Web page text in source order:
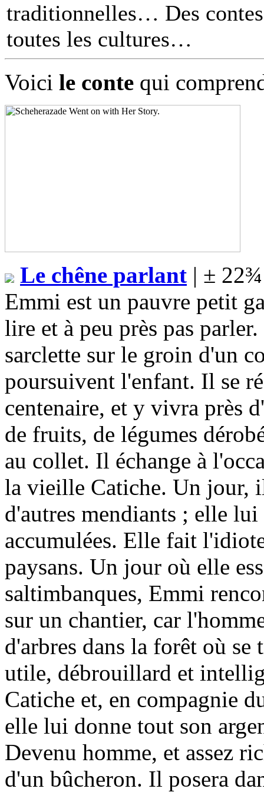
traditionnelles… Des
toutes les cultures
Voici le conte qui
Le chêne parlant | ±
Emmi est un pauvre petit
lire et à peu près pas
sarclette sur le groin d'un
poursuivent l'enfant. Il se
centenaire, et y vivra près
de fruits, de légumes
au collet. Il échange à
la vieille Catiche. Un jour,
d'autres mendiants ; elle
accumulées. Elle fait
paysans. Un jour où elle
saltimbanques, Emmi
sur un chantier, car
d'arbres dans la forêt où
utile, débrouillard et
Catiche et, en compagnie
elle lui donne tout son
Devenu homme, et assez
d'un bûcheron. Il posera